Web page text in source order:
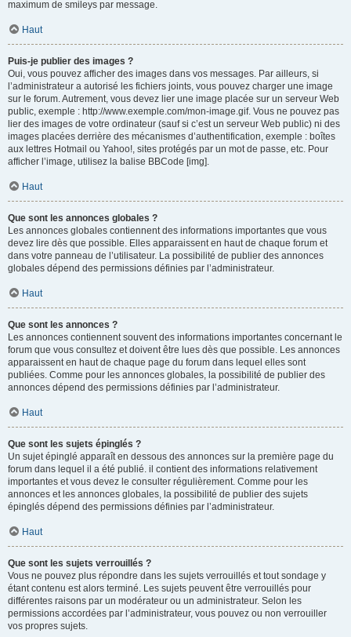
maximum de smileys par message.
Haut
Puis-je publier des images ?
Oui, vous pouvez afficher des images dans vos messages. Par ailleurs, si
l’administrateur a autorisé les fichiers joints, vous pouvez charger une image
sur le forum. Autrement, vous devez lier une image placée sur un serveur Web
public, exemple : http://www.exemple.com/mon-image.gif. Vous ne pouvez pas
lier des images de votre ordinateur (sauf si c’est un serveur Web public) ni des
images placées derrière des mécanismes d’authentification, exemple : boîtes
aux lettres Hotmail ou Yahoo!, sites protégés par un mot de passe, etc. Pour
afficher l’image, utilisez la balise BBCode [img].
Haut
Que sont les annonces globales ?
Les annonces globales contiennent des informations importantes que vous
devez lire dès que possible. Elles apparaissent en haut de chaque forum et
dans votre panneau de l’utilisateur. La possibilité de publier des annonces
globales dépend des permissions définies par l’administrateur.
Haut
Que sont les annonces ?
Les annonces contiennent souvent des informations importantes concernant le
forum que vous consultez et doivent être lues dès que possible. Les annonces
apparaissent en haut de chaque page du forum dans lequel elles sont
publiées. Comme pour les annonces globales, la possibilité de publier des
annonces dépend des permissions définies par l’administrateur.
Haut
Que sont les sujets épinglés ?
Un sujet épinglé apparaît en dessous des annonces sur la première page du
forum dans lequel il a été publié. il contient des informations relativement
importantes et vous devez le consulter régulièrement. Comme pour les
annonces et les annonces globales, la possibilité de publier des sujets
épinglés dépend des permissions définies par l’administrateur.
Haut
Que sont les sujets verrouillés ?
Vous ne pouvez plus répondre dans les sujets verrouillés et tout sondage y
étant contenu est alors terminé. Les sujets peuvent être verrouillés pour
différentes raisons par un modérateur ou un administrateur. Selon les
permissions accordées par l’administrateur, vous pouvez ou non verrouiller
vos propres sujets.